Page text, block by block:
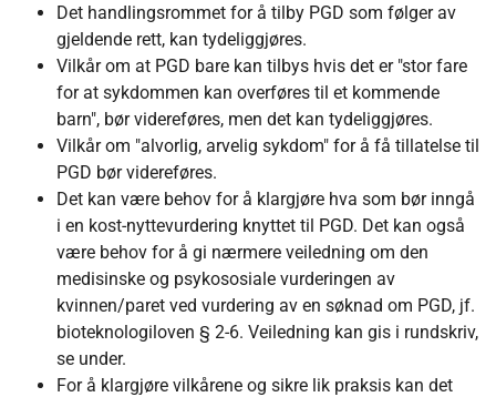
Det handlingsrommet for å tilby PGD som følger av
gjeldende rett, kan tydeliggjøres.
Vilkår om at PGD bare kan tilbys hvis det er "stor fare
for at sykdommen kan overføres til et kommende
barn", bør videreføres, men det kan tydeliggjøres.
Vilkår om "alvorlig, arvelig sykdom" for å få tillatelse til
PGD bør videreføres.
Det kan være behov for å klargjøre hva som bør inngå
i en kost-nyttevurdering knyttet til PGD. Det kan også
være behov for å gi nærmere veiledning om den
medisinske og psykososiale vurderingen av
kvinnen/paret ved vurdering av en søknad om PGD, jf.
bioteknologiloven § 2-6. Veiledning kan gis i rundskriv,
se under.
For å klargjøre vilkårene og sikre lik praksis kan det